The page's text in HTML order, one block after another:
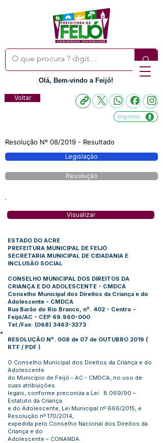
Olá, Bem-vindo a Feijó!
Voltar
Imprimir
Resolução Nº 08/2019 - Resultado
Legislação
Resolução
Visualizar
ESTADO DO ACRE
PREFEITURA MUNICIPAL DE FEIJÓ
SECRETARIA MUNICIPAL DE CIDADANIA E
INCLUSÃO SOCIAL
CONSELHO MUNICIPAL DOS DIREITOS DA
CRIANÇA E DO ADOLESCENTE - CMDCA
Conselho Municipal dos Direitos da Criança e do
Adolescente - CMDCA
Rua Barão do Rio Branco, nº. 402 - Centro -
Feijó/AC - CEP 69.960-000
Tel./Fax: (068) 3463-3373
RESOLUÇÃO Nº. 008 de 07 de OUTUBRO 2019 (
RTF / PDF )
O Conselho Municipal dos Direitos da Criança e do
Adolescente
do Município de Feijó - AC - CMDCA, no uso de
suas atribuições
legais, conforme preconiza a Lei 8.069/90 –
Estatuto da Criança
e do Adolescente, Lei Municipal nº 666/2015, e
Resolução nº 170/2014,
expedida pelo Conselho Nacional dos Direitos da
Criança e do
Adolescente – CONANDA.